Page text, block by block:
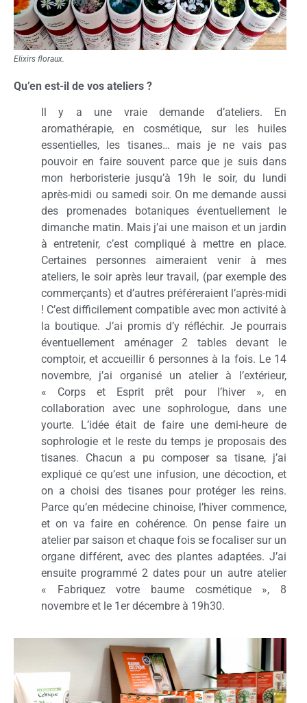
Elixirs floraux.
Qu’en est-il de vos ateliers ?
Il y a une vraie demande d’ateliers. En
aromathérapie, en cosmétique, sur les huiles
essentielles, les tisanes… mais je ne vais pas
pouvoir en faire souvent parce que je suis dans
mon herboristerie jusqu’à 19h le soir, du lundi
après-midi ou samedi soir. On me demande aussi
des promenades botaniques éventuellement le
dimanche matin. Mais j’ai une maison et un jardin
à entretenir, c’est compliqué à mettre en place.
Certaines personnes aimeraient venir à mes
ateliers, le soir après leur travail, (par exemple des
commerçants) et d’autres préféreraient l’après-midi
! C’est difficilement compatible avec mon activité à
la boutique. J’ai promis d’y réfléchir. Je pourrais
éventuellement aménager 2 tables devant le
comptoir, et accueillir 6 personnes à la fois. Le 14
novembre, j’ai organisé un atelier à l’extérieur,
« Corps et Esprit prêt pour l’hiver », en
collaboration avec une sophrologue, dans une
yourte. L’idée était de faire une demi-heure de
sophrologie et le reste du temps je proposais des
tisanes. Chacun a pu composer sa tisane, j’ai
expliqué ce qu’est une infusion, une décoction, et
on a choisi des tisanes pour protéger les reins.
Parce qu’en médecine chinoise, l’hiver commence,
et on va faire en cohérence. On pense faire un
atelier par saison et chaque fois se focaliser sur un
organe différent, avec des plantes adaptées. J’ai
ensuite programmé 2 dates pour un autre atelier
« Fabriquez votre baume cosmétique », 8
novembre et le 1er décembre à 19h30.